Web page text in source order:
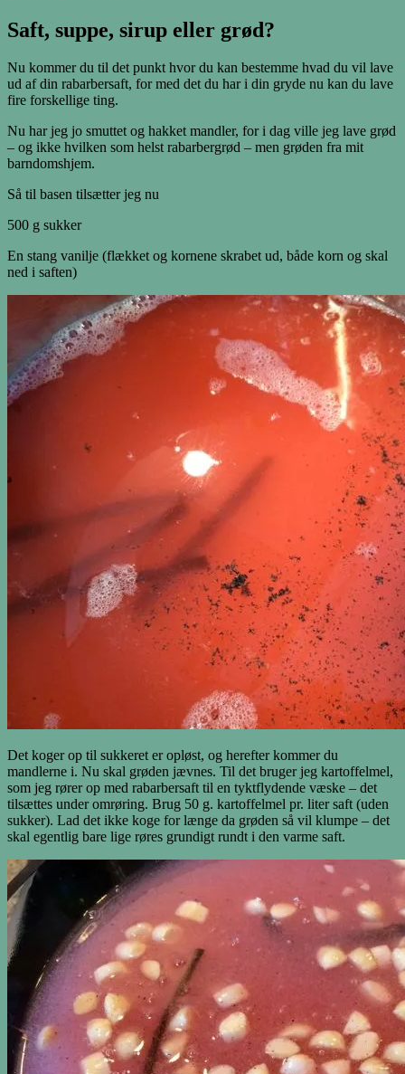
Saft, suppe, sirup eller grød?
Nu kommer du til det punkt hvor du kan bestemme hvad du vil lave
ud af din rabarbersaft, for med det du har i din gryde nu kan du lave
fire forskellige ting.
Nu har jeg jo smuttet og hakket mandler, for i dag ville jeg lave grød
– og ikke hvilken som helst rabarbergrød – men grøden fra mit
barndomshjem.
Så til basen tilsætter jeg nu
500 g sukker
En stang vanilje (flækket og kornene skrabet ud, både korn og skal
ned i saften)
Det koger op til sukkeret er opløst, og herefter kommer du
mandlerne i. Nu skal grøden jævnes. Til det bruger jeg kartoffelmel,
som jeg rører op med rabarbersaft til en tyktflydende væske – det
tilsættes under omrøring. Brug 50 g. kartoffelmel pr. liter saft (uden
sukker). Lad det ikke koge for længe da grøden så vil klumpe – det
skal egentlig bare lige røres grundigt rundt i den varme saft.